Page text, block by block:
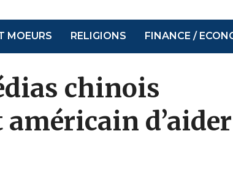
MOEURS RELIGIONS FINANCE /
chinois
d’aider